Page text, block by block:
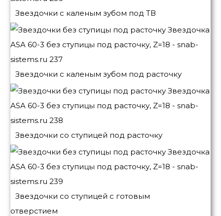
Звездочки с каленым зубом под ТВ
Звездочки с каленым зубом под расточку
Звездочки со ступицей под расточку
Звездочки со ступицей с готовым
отверстием